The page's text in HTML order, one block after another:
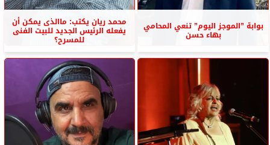
بوابة ”الموجز اليوم” تنعي المحامي
بهاء حسن
محمد ريان يكتب: ماالذى يمكن أن
يفعله الرئيس الجديد للبيت الفنى
للمسرح؟